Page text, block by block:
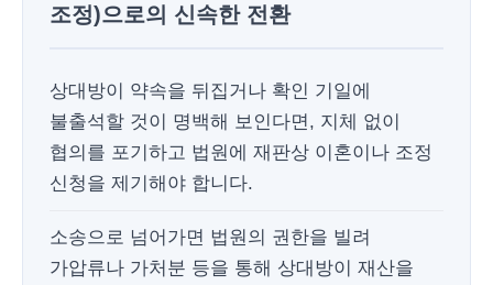
조정)으로의 신속한 전환
상대방이 약속을 뒤집거나 확인 기일에
불출석할 것이 명백해 보인다면, 지체 없이
협의를 포기하고 법원에 재판상 이혼이나 조정
신청을 제기해야 합니다.
소송으로 넘어가면 법원의 권한을 빌려
가압류나 가처분 등을 통해 상대방이 재산을